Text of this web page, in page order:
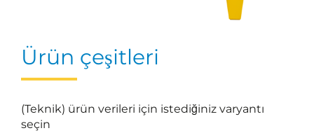
Ürün çeşitleri
(Teknik) ürün verileri için istediğiniz varyantı
seçin